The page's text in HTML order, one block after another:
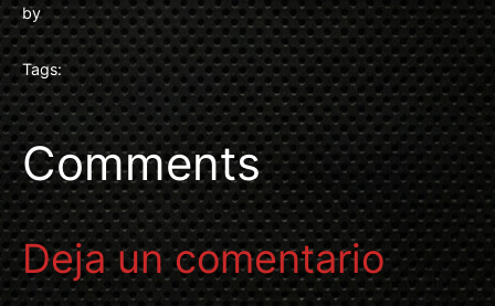
by
Tags:
Comments
Deja un comentario